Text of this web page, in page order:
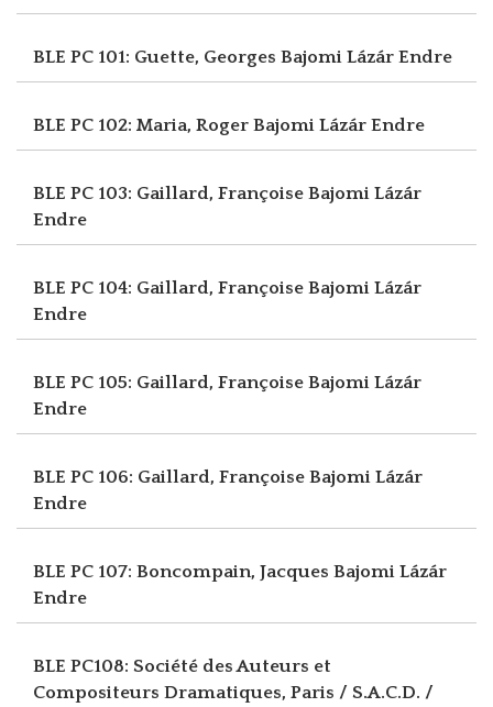
BLE PC 101: Guette, Georges Bajomi Lázár Endre
BLE PC 102: Maria, Roger Bajomi Lázár Endre
BLE PC 103: Gaillard, Françoise Bajomi Lázár
Endre
BLE PC 104: Gaillard, Françoise Bajomi Lázár
Endre
BLE PC 105: Gaillard, Françoise Bajomi Lázár
Endre
BLE PC 106: Gaillard, Françoise Bajomi Lázár
Endre
BLE PC 107: Boncompain, Jacques Bajomi Lázár
Endre
BLE PC108: Société des Auteurs et
Compositeurs Dramatiques, Paris / S.A.C.D. /